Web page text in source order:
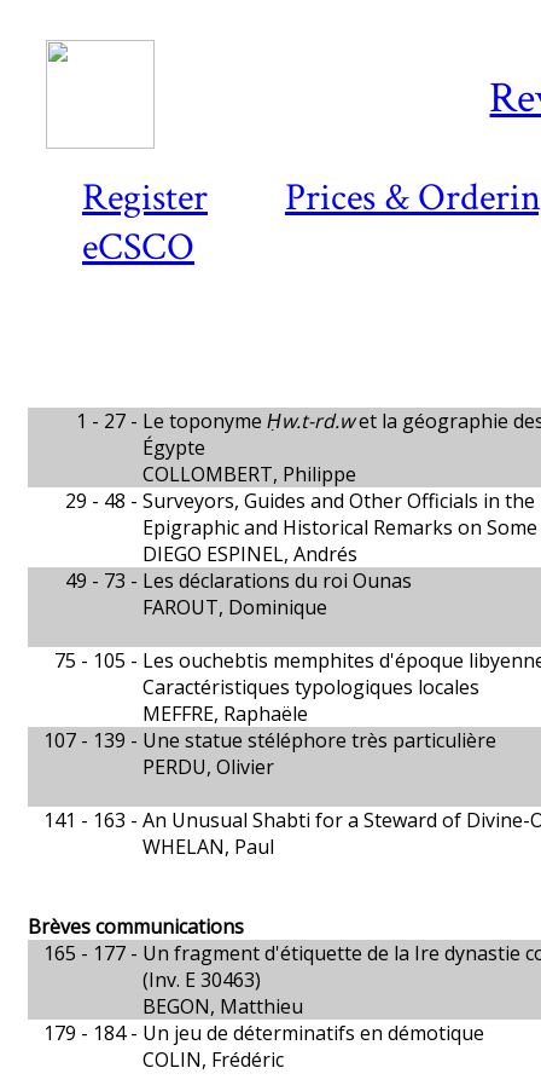
Register
Prices &
eCSCO
1 - 27 - Le toponyme Ḥw.t-rd.wet la géographie
Égypte
COLLOMBERT, Philippe
29 - 48 - Surveyors, Guides and Other Officials in
Epigraphic and Historical Remarks on
DIEGO ESPINEL, Andrés
49 - 73 - Les déclarations du roi Ounas
FAROUT, Dominique
75 - 105 - Les ouchebtis memphites d'époque
Caractéristiques typologiques locales
MEFFRE, Raphaële
107 - 139 - Une statue stéléphore très particulière
PERDU, Olivier
141 - 163 - An Unusual Shabti for a Steward of Divine-
WHELAN, Paul
Brèves communications
165 - 177 - Un fragment d'étiquette de la Ire dynastie
(Inv. E 30463)
BEGON, Matthieu
179 - 184 - Un jeu de déterminatifs en démotique
COLIN, Frédéric